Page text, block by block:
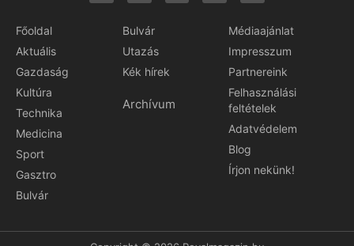
Főoldal
Aktuális
Gazdaság
Kultúra
Technika
Medicina
Sport
Gasztro
Bulvár
Bulvár
Utazás
Kék hírek
Archívum
Médiaajánlat
Impresszum
Partnereink
Felhasználási
feltételek
Adatvédelem
Blog
Írjon nekünk!